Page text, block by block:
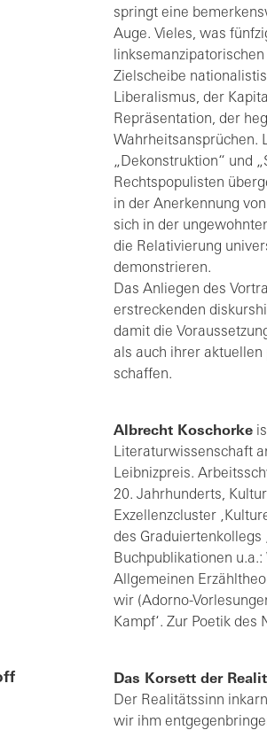
springt eine
Auge. Vieles, was
Zielscheibe
Liberalismus, der
Repräsentation, der
Wahrheitsansprüchen.
„Dekonstruktion“ und
Rechtspopulisten
in der Anerkennung
sich in der
die Relativierung
demonstrieren.
Das Anliegen des
erstreckenden
damit die
als auch ihrer aktuellen
schaffen.
Albrecht Koschorke
Literaturwissenschaft
Leibnizpreis.
20. Jahrhunderts,
Exzellenzcluster
des Graduiertenkollegs
Buchpublikationen
Allgemeinen
wir (Adorno-
Kampf‘. Zur Poetik
Das Korsett der
Der Realitätssinn
wir ihm